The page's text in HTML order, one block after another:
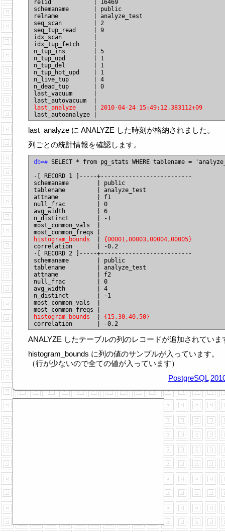
relid            | 16469
schemaname       | public
relname          | analyze_test
seq_scan         | 2
seq_tup_read     | 9
idx_scan         |
idx_tup_fetch    |
n_tup_ins        | 5
n_tup_upd        | 1
n_tup_del        | 1
n_tup_hot_upd    | 1
n_live_tup       | 4
n_dead_tup       | 0
last_vacuum      |
last_analyze
2010-04-24 15:49:12.383112+09
last_analyze に ANALYZE した時刻が格納されました。
列ごとの統計情報を確認します。
db=# SELECT * from pg_stats WHERE tablename =
-[ RECORD 1 ]-----+--------------------------
schemaname        | public
tablename         | analyze_test
attname           | f1
null_frac         | 0
avg_width         | 6
n_distinct        | -1
most_common_vals  |
histogram_bounds
{00001,00003,00004,00005}
correlation       | -0.2
-[ RECORD 2 ]-----+--------------------------
schemaname        | public
tablename         | analyze_test
attname           | f2
null_frac         | 0
avg_width         | 4
n_distinct        | -1
most_common_vals  |
histogram_bounds
{15,30,40,50}
ANALYZE したテーブルの列のレコードが追加されていま
histogram_bounds に列の値のサンプルが入っています。
（行が少ないので全ての値が入っています）
PostgreSQL